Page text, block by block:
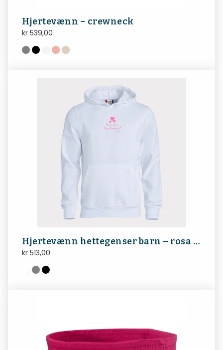
Hjertevænn – crewneck
kr 539,00
Hjertevænn hettegenser barn – rosa tekst
kr 513,00